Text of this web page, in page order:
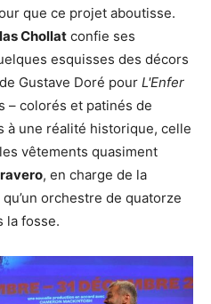
que ce projet aboutisse.
Chollat confie ses
esquisses des décors
Gustave Doré pour L'Enfer
– colorés et patinés de
à une réalité historique, celle
vêtements quasiment
, en charge de la
orchestre de quatorze
la fosse.